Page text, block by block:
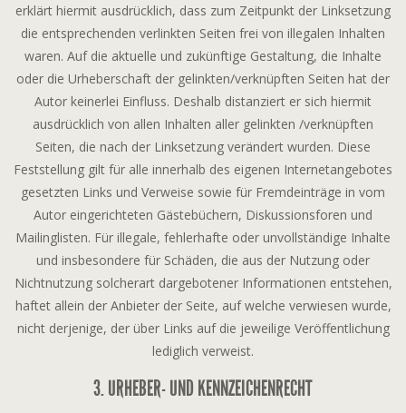
erklärt hiermit ausdrücklich, dass zum Zeitpunkt der Linksetzung
die entsprechenden verlinkten Seiten frei von illegalen Inhalten
waren. Auf die aktuelle und zukünftige Gestaltung, die Inhalte
oder die Urheberschaft der gelinkten/verknüpften Seiten hat der
Autor keinerlei Einfluss. Deshalb distanziert er sich hiermit
ausdrücklich von allen Inhalten aller gelinkten /verknüpften
Seiten, die nach der Linksetzung verändert wurden. Diese
Feststellung gilt für alle innerhalb des eigenen Internetangebotes
gesetzten Links und Verweise sowie für Fremdeinträge in vom
Autor eingerichteten Gästebüchern, Diskussionsforen und
Mailinglisten. Für illegale, fehlerhafte oder unvollständige Inhalte
und insbesondere für Schäden, die aus der Nutzung oder
Nichtnutzung solcherart dargebotener Informationen entstehen,
haftet allein der Anbieter der Seite, auf welche verwiesen wurde,
nicht derjenige, der über Links auf die jeweilige Veröffentlichung
lediglich verweist.
3. URHEBER- UND KENNZEICHENRECHT